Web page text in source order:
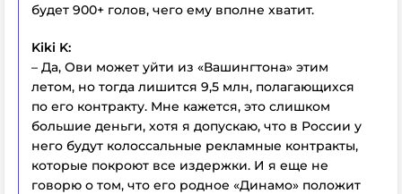
будет 900+ голов, чего ему вполне хватит.
Kiki K:
– Да, Ови может уйти из «Вашингтона» этим
летом, но тогда лишится 9,5 млн, полагающихся
по его контракту. Мне кажется, это слишком
большие деньги, хотя я допускаю, что в России у
него будут колоссальные рекламные контракты,
которые покроют все издержки. И я еще не
говорю о том, что его родное «Динамо» положит